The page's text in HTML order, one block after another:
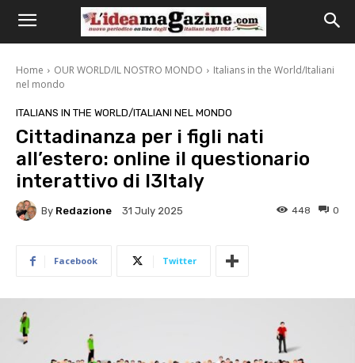
Home OUR WORLD/IL NOSTRO MONDO
Italians in the World/Italiani
nel mondo
ITALIANS IN THE WORLD/ITALIANI NEL MONDO
Cittadinanza per i figli nati
all’estero: online il questionario
interattivo di I3Italy
By Redazione 31 July 2025 0
448
Facebook Twitter